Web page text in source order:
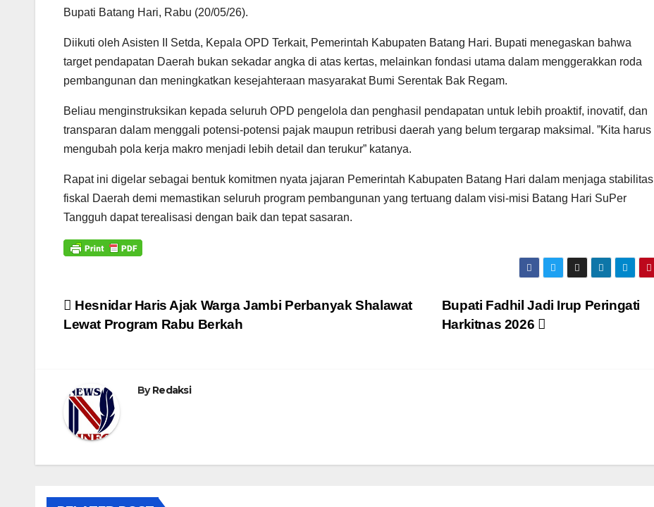
A
p
o
k
e
r
m
Bupati Batang Hari, Rabu (20/05/26).‎
‎Diikuti oleh Asisten II Setda, Kepala OPD Terkait, Pemerintah Kabupaten Batang Hari. Bupati menegaskan bahwa
target pendapatan Daerah bukan sekadar angka di atas kertas, melainkan fondasi utama dalam menggerakkan roda
pembangunan dan meningkatkan kesejahteraan masyarakat Bumi Serentak Bak Regam.‎
‎Beliau menginstruksikan kepada seluruh OPD pengelola dan penghasil pendapatan untuk lebih proaktif, inovatif, dan
transparan dalam menggali potensi-potensi pajak maupun retribusi daerah yang belum tergarap maksimal. ‎”Kita harus
mengubah pola kerja makro menjadi lebih detail dan terukur” katanya.‎
‎Rapat ini digelar sebagai bentuk komitmen nyata jajaran Pemerintah Kabupaten Batang Hari dalam menjaga stabilitas
fiskal Daerah demi memastikan seluruh program pembangunan yang tertuang dalam visi-misi Batang Hari SuPer
Tangguh dapat terealisasi dengan baik dan tepat sasaran.
Navigasi
Bupati Fadhil Jadi Irup Peringati
Harkitnas 2026
Hesnidar Haris Ajak Warga Jambi Perbanyak Shalawat
Lewat Program Rabu Berkah
ByRedaksi